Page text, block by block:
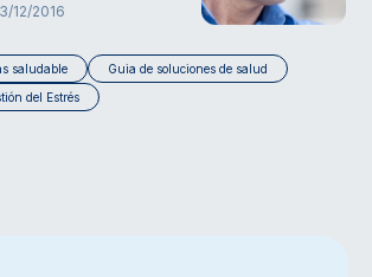
12/2016
saludable
Guia de soluciones de salud
del Estrés